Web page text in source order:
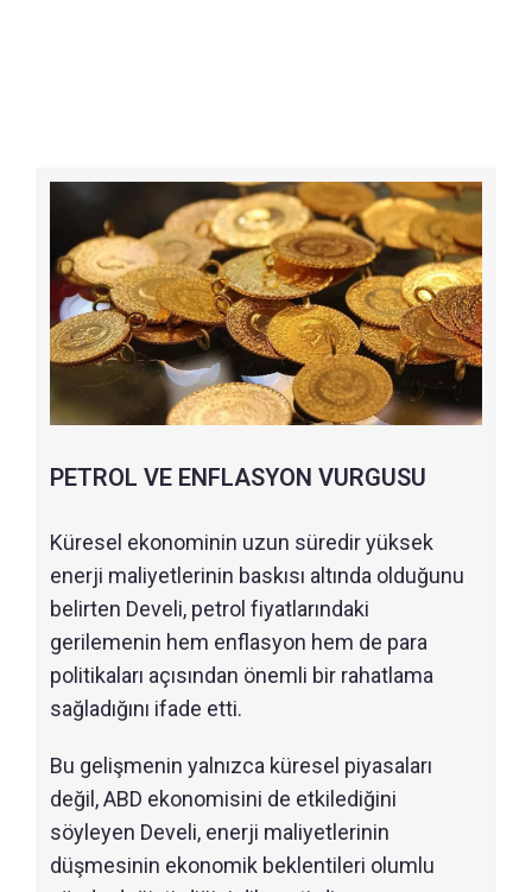
PETROL VE ENFLASYON VURGUSU
Küresel ekonominin uzun süredir yüksek
enerji maliyetlerinin baskısı altında olduğunu
belirten Develi, petrol fiyatlarındaki
gerilemenin hem enflasyon hem de para
politikaları açısından önemli bir rahatlama
sağladığını ifade etti.
Bu gelişmenin yalnızca küresel piyasaları
değil, ABD ekonomisini de etkilediğini
söyleyen Develi, enerji maliyetlerinin
düşmesinin ekonomik beklentileri olumlu